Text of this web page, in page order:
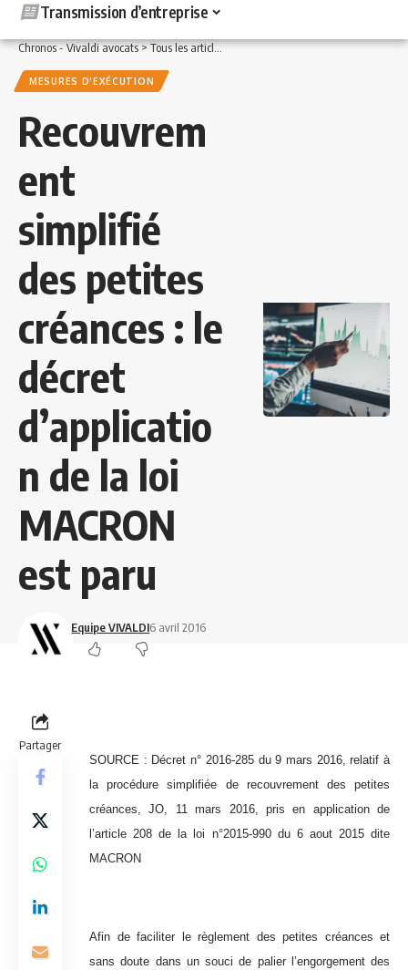
Transmission d’entreprise
Chronos - Vivaldi avocats>Tous les articles >Banque / Crédit>Mesures
MESURES D'EXÉCUTION
Recouvrem
ent
simplifié
des petites
créances : le
décret
d’applicatio
n de la loi
MACRON
est paru
Equipe VIVALDI6 avril 2016
Partager
SOURCE : Décret n° 2016-285 du 9 mars 2016, relatif à
la procédure simplifiée de recouvrement des petites
créances, JO, 11 mars 2016, pris en application de
l’article 208 de la loi n°2015-990 du 6 aout 2015 dite
MACRON
Afin de faciliter le règlement des petites créances et
sans doute dans un souci de palier l’engorgement des